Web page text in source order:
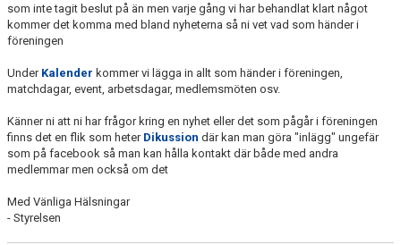
som inte tagit beslut på än men varje gång vi har behandlat klart något
kommer det komma med bland nyheterna så ni vet vad som händer i
föreningen
Under Kalender kommer vi lägga in allt som händer i föreningen,
matchdagar, event, arbetsdagar, medlemsmöten osv.
Känner ni att ni har frågor kring en nyhet eller det som pågår i föreningen
finns det en flik som heter Dikussion där kan man göra "inlägg" ungefär
som på facebook så man kan hålla kontakt där både med andra
medlemmar men också om det
Med Vänliga Hälsningar
- Styrelsen